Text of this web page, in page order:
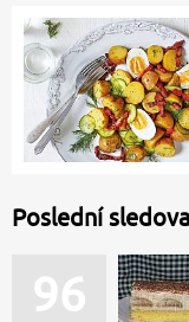
Poslední
96